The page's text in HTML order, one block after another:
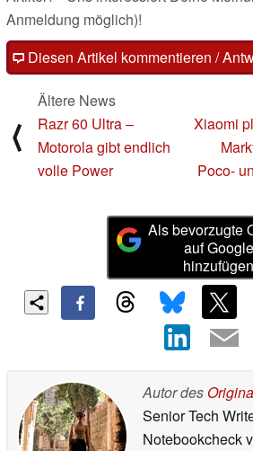
Anmeldung möglich)!
Diesen Artikel kommentieren /
⟨
Ältere News
Razr 60 Ultra –
Motorola gibt endlich
volle Power
Xiaomi
Poco-
Als bevorzugte
auf Google
hinzufügen
Autor des
Senior Tech
Notebookcheck